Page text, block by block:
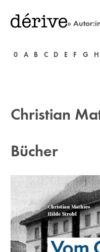
»
0 A B C D E F G H
Christian
Bücher